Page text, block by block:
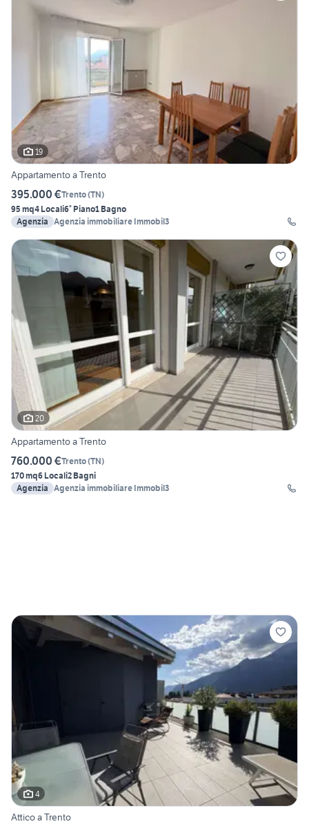
19
Appartamento a Trento
395.000 €Trento(TN)
95 mq4 Locali6° Piano1 Bagno
Agenzia Agenzia immobiliare Immobil3
20
Appartamento a Trento
760.000 €Trento(TN)
170 mq6 Locali2 Bagni
Agenzia Agenzia immobiliare Immobil3
4
Attico a Trento